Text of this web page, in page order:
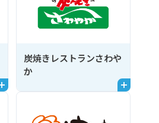
炭焼きレストランさわや
か